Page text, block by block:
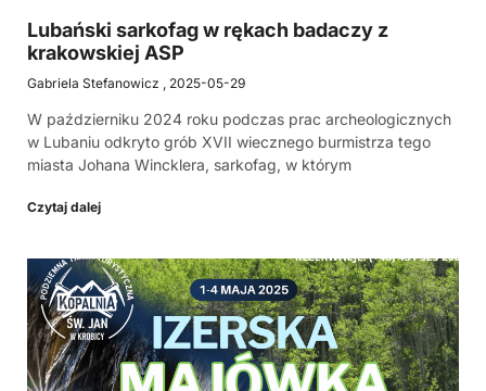
Lubański sarkofag w rękach badaczy z
krakowskiej ASP
Gabriela Stefanowicz 2025-05-29
W październiku 2024 roku podczas prac archeologicznych
w Lubaniu odkryto grób XVII wiecznego burmistrza tego
miasta Johana Wincklera, sarkofag, w którym
Czytaj dalej